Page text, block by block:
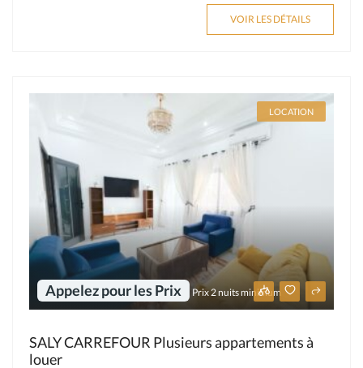
VOIR LES DÉTAILS
LOCATION
Appelez pour les Prix Prix 2 nuits minimum
SALY CARREFOUR Plusieurs appartements à
louer